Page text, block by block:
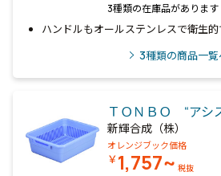
3種類の在庫品があります
ハンドルもオールステンレスで衛生的
3種類の商品一覧
ＴＯＮＢＯ “アシ
新輝合成（株）
オレンジブック価格
￥1,757~ 税抜